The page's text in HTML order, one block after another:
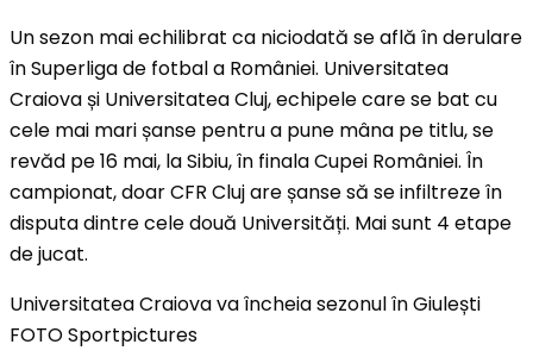
Un sezon mai echilibrat ca niciodată se află în derulare
în Superliga de fotbal a României. Universitatea
Craiova și Universitatea Cluj, echipele care se bat cu
cele mai mari șanse pentru a pune mâna pe titlu, se
revăd pe 16 mai, la Sibiu, în finala Cupei României. În
campionat, doar CFR Cluj are șanse să se infiltreze în
disputa dintre cele două Universități. Mai sunt 4 etape
de jucat.
Universitatea Craiova va încheia sezonul în Giulești
FOTO Sportpictures